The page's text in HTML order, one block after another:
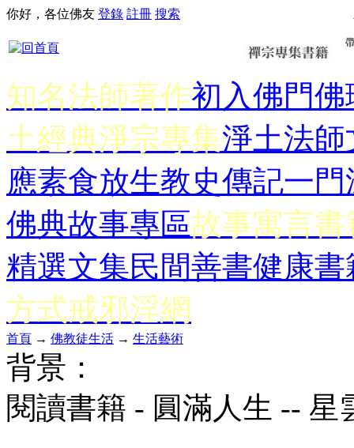
你好，各位佛友 登錄 註冊 搜索
知名法師著作初入佛門佛
土經典淨宗專集淨土法師
應素食放生教史傳記一門
佛典故事專區故事寓言書
精選文集民間善書健康書
方式戒邪淫網
首頁 → 佛教徒生活 → 生活藝術
背景：
閱讀書籍 - 圓滿人生 --